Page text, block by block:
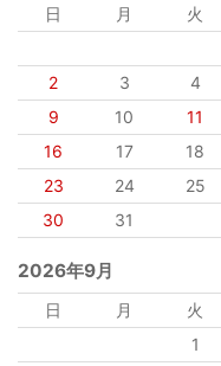
日 月 火
2
3 4
9
10 11
16
17 18
23
24 25
30
31
2026年9月
日 月 火
1